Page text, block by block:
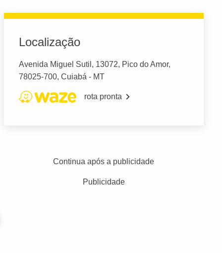
Localização
Avenida Miguel Sutil, 13072, Pico do Amor,
78025-700, Cuiabá - MT
rota pronta
Continua após a publicidade
Publicidade